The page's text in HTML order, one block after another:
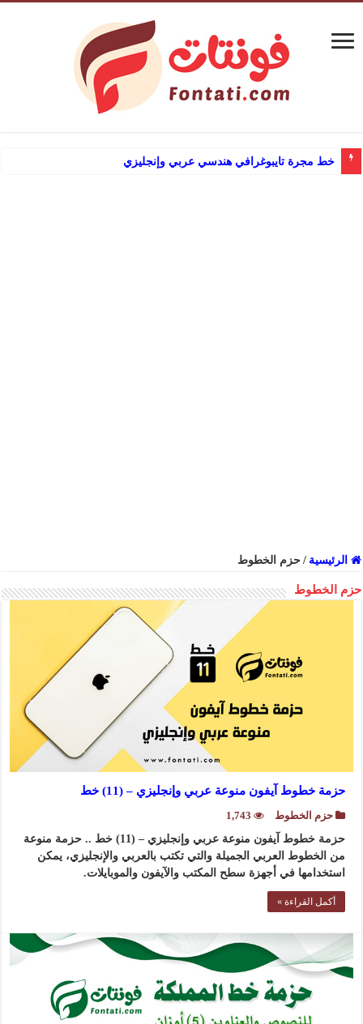
خط مجرة تايبوغرافي هندسي عربي وإنجليزي
الرئيسية / حزم الخطوط
حزم الخطوط
حزمة خطوط آيفون منوعة عربي وإنجليزي – (11) خط
حزم الخطوط
1,743
حزمة خطوط آيفون منوعة عربي وإنجليزي – (11) خط .. حزمة منوعة
من الخطوط العربي الجميلة والتي تكتب بالعربي والإنجليزي، يمكن
استخدامها في أجهزة سطح المكتب والآيفون والموبايلات.
أكمل القراءة »